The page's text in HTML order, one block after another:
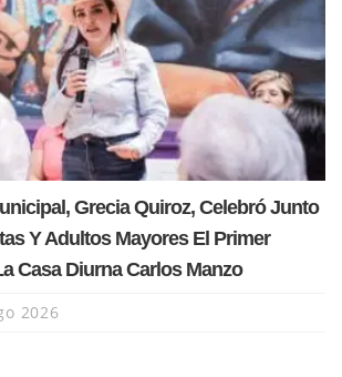
Grecia Quiroz, Celebró Junto
Y Adultos Mayores El Primer
Casa Diurna Carlos Manzo
2026